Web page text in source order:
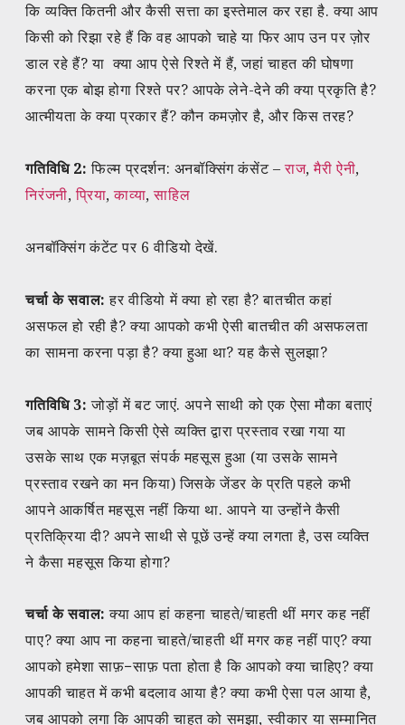
कि व्यक्ति कितनी और कैसी सत्ता का इस्तेमाल कर रहा है. क्या आप
किसी को रिझा रहे हैं कि वह आपको चाहे या फिर आप उन पर ज़ोर
डाल रहे हैं? या क्या आप ऐसे रिश्ते में हैं, जहां चाहत की घोषणा
करना एक बोझ होगा रिश्ते पर? आपके लेने-देने की क्या प्रकृति है?
आत्मीयता के क्या प्रकार हैं? कौन कमज़ोर है, और किस तरह?
गतिविधि 2:फिल्म प्रदर्शन: अनबॉक्सिंग कंसेंट –राज,मैरी ऐनी,
निरंजनी,प्रिया,काव्या,साहिल
अनबॉक्सिंग कंटेंट पर 6 वीडियो देखें.
चर्चा के सवाल: हर वीडियो में क्या हो रहा है? बातचीत कहां
असफल हो रही है? क्या आपको कभी ऐसी बातचीत की असफलता
का सामना करना पड़ा है? क्या हुआ था? यह कैसे सुलझा?
गतिविधि 3:जोड़ों में बट जाएं. अपने साथी को एक ऐसा मौका बताएं
जब आपके सामने किसी ऐसे व्यक्ति द्वारा प्रस्ताव रखा गया या
उसके साथ एक मज़बूत संपर्क महसूस हुआ (या उसके सामने
प्रस्ताव रखने का मन किया) जिसके जेंडर के प्रति पहले कभी
आपने आकर्षित महसूस नहीं किया था. आपने या उन्होंने कैसी
प्रतिक्रिया दी? अपने साथी से पूछें उन्हें क्या लगता है, उस व्यक्ति
ने कैसा महसूस किया होगा?
चर्चा के सवाल: क्या आप हां कहना चाहते/चाहती थीं मगर कह नहीं
पाए? क्या आप ना कहना चाहते/चाहती थीं मगर कह नहीं पाए? क्या
आपको हमेशा साफ़−साफ़ पता होता है कि आपको क्या चाहिए? क्या
आपकी चाहत में कभी बदलाव आया है? क्या कभी ऐसा पल आया है,
जब आपको लगा कि आपकी चाहत को समझा, स्वीकार या सम्मानित